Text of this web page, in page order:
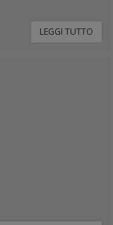
LEGGI TUTTO